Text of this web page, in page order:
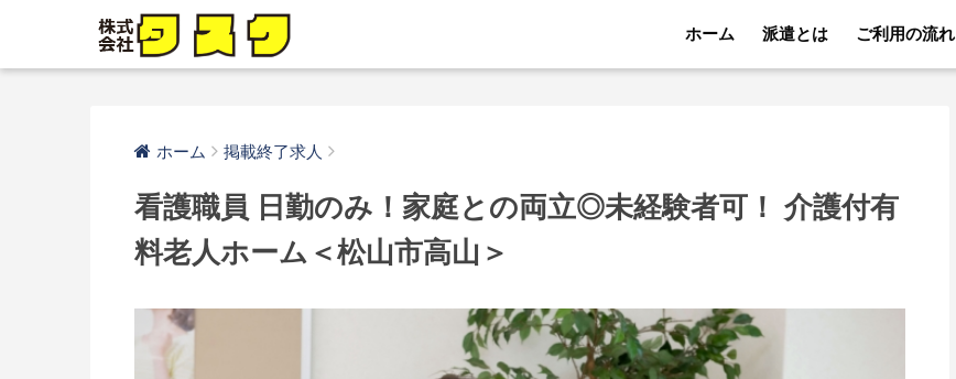
ホーム 派遣とは ご利用の流れ
ホーム 掲載終了求人
看護職員 日勤のみ！家庭との両立◎未経験者可！ 介護付有
料老人ホーム＜松山市高山＞